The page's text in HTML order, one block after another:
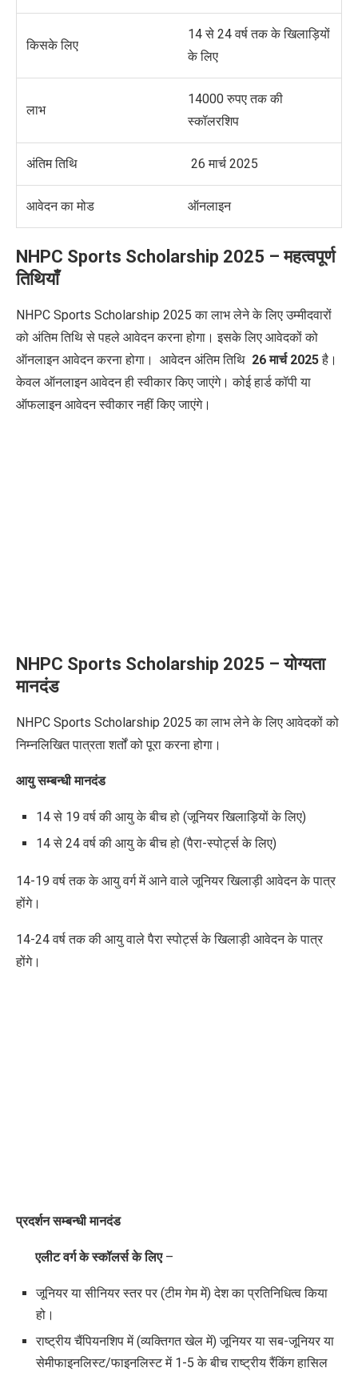
किसके लिए
14 से 24 वर्ष तक के खिलाड़ियों
के लिए
लाभ
14000 रुपए तक की
स्कॉलरशिप
अंतिम तिथि 26 मार्च 2025
आवेदन का मोड ऑनलाइन
NHPC Sports Scholarship 2025 –महत्वपूर्ण
तिथियाँ
NHPC Sports Scholarship 2025 का लाभ लेने के लिए उम्मीदवारों
को अंतिम तिथि से पहले आवेदन करना होगा। इसके लिए आवेदकों को
ऑनलाइन आवेदन करना होगा। आवेदन अंतिम तिथि 26 मार्च 2025है।
केवल ऑनलाइन आवेदन ही स्वीकार किए जाएंगे। कोई हार्ड कॉपी या
ऑफलाइन आवेदन स्वीकार नहीं किए जाएंगे।
NHPC Sports Scholarship 2025 –योग्यता
मानदंड
NHPC Sports Scholarship 2025 का लाभ लेने के लिए आवेदकों को
निम्नलिखित पात्रता शर्तों को पूरा करना होगा।
आयु सम्बन्धी मानदंड
14 से 19 वर्ष की आयु के बीच हो (जूनियर खिलाड़ियों के लिए)
14 से 24 वर्ष की आयु के बीच हो (पैरा-स्पोर्ट्स के लिए)
14-19 वर्ष तक के आयु वर्ग में आने वाले जूनियर खिलाड़ी आवेदन के पात्र
होंगे।
14-24 वर्ष तक की आयु वाले पैरा स्पोर्ट्स के खिलाड़ी आवेदन के पात्र
होंगे।
प्रदर्शन सम्बन्धी मानदंड
एलीट वर्ग के स्कॉलर्स के लिए–
जूनियर या सीनियर स्तर पर (टीम गेम में) देश का प्रतिनिधित्व किया
हो।
राष्ट्रीय चैंपियनशिप में (व्यक्तिगत खेल में) जूनियर या सब-जूनियर या
सेमीफाइनलिस्ट/फाइनलिस्ट में 1-5 के बीच राष्ट्रीय रैंकिंग हासिल